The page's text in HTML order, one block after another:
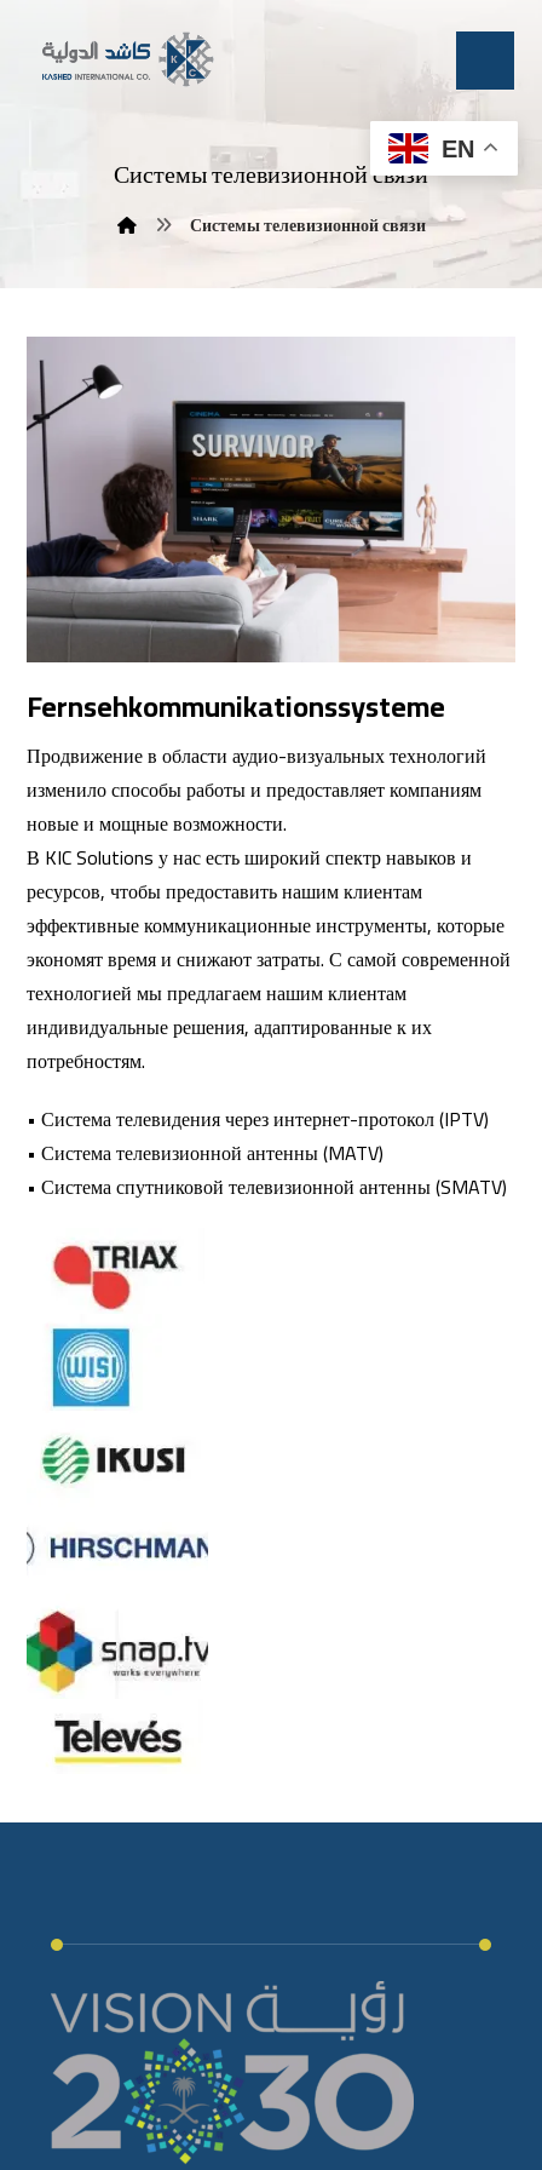
Системы телевизионной связи
Системы телевизионной связи
Fernsehkommunikationssysteme
Продвижение в области аудио-визуальных технологий
изменило способы работы и предоставляет компаниям
новые и мощные возможности.
В KIC Solutions у нас есть широкий спектр навыков и
ресурсов, чтобы предоставить нашим клиентам
эффективные коммуникационные инструменты, которые
экономят время и снижают затраты. С самой современной
технологией мы предлагаем нашим клиентам
индивидуальные решения, адаптированные к их
потребностям.
• Система телевидения через интернет-протокол (IPTV)
• Система телевизионной антенны (MATV)
• Система спутниковой телевизионной антенны (SMATV)
EN